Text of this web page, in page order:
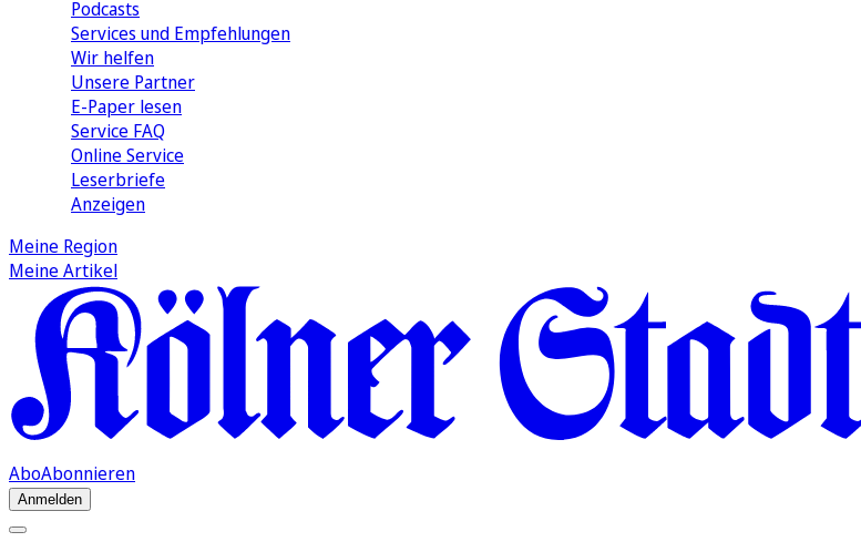
Podcasts
Services und Empfehlungen
Wir helfen
Unsere Partner
E-Paper lesen
Service FAQ
Online Service
Leserbriefe
Anzeigen
Meine Region
Meine Artikel
AboAbonnieren
Anmelden